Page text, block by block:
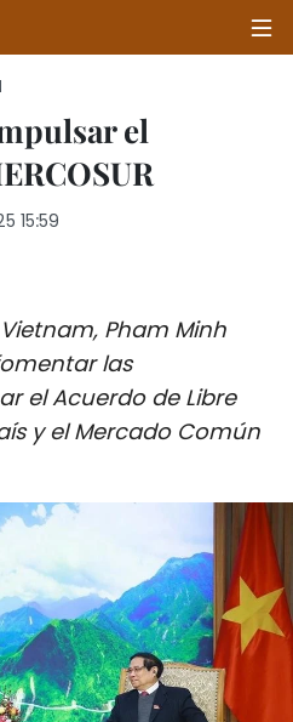
- MEDIO AMBIENTE
- ENTRETENIMIENTO
DE AMISTAD
el
15:59
Pham Minh
las
el Acuerdo de Libre
y el Mercado Común